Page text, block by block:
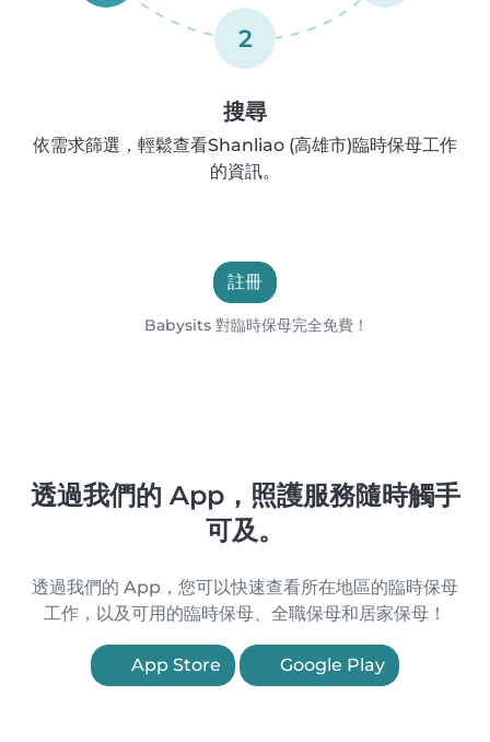
2
搜尋
依需求篩選，輕鬆查看Shanliao (高雄市)臨時保母工作
的資訊。
註冊
Babysits 對臨時保母完全免費！
透過我們的 App，照護服務隨時觸手
可及。
透過我們的 App，您可以快速查看所在地區的臨時保母
工作，以及可用的臨時保母、全職保母和居家保母！
App Store Google Play